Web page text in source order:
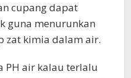
cupang dapat
guna menurunkan
zat kimia dalam air.
PH air kalau terlalu